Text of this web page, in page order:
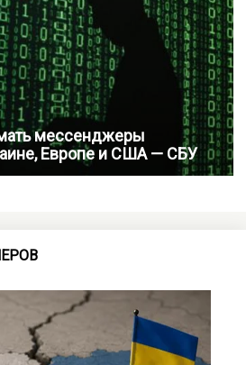
мессенджеры
Европе и США — СБУ